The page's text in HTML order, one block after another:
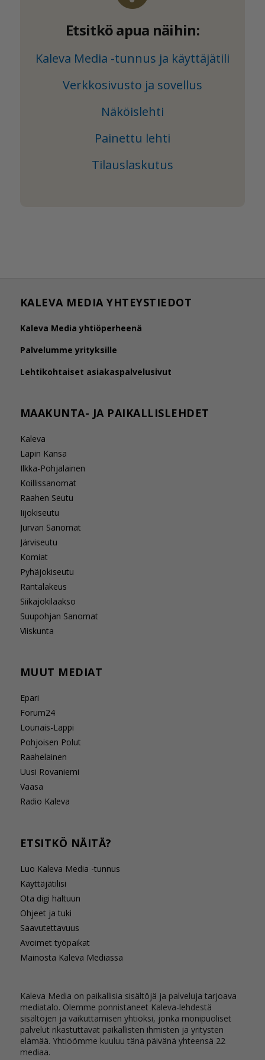
Etsitkö apua näihin:
Kaleva Media -tunnus ja käyttäjätili
Verkkosivusto ja sovellus
Näköislehti
Painettu lehti
Tilauslaskutus
KALEVA MEDIA YHTEYSTIEDOT
Kaleva Media yhtiöperheenä
Palvelumme yrityksille
Lehtikohtaiset asiakaspalvelusivut
MAAKUNTA- JA PAIKALLISLEHDET
Kaleva
Lapin Kansa
Ilkka-Pohjalainen
Koillissanomat
Raahen Seutu
Iijokiseutu
Jurvan Sanomat
Järviseutu
Komiat
Pyhäjokiseutu
Rantalakeus
Siikajokilaakso
Suupohjan Sanomat
Viiskunta
MUUT MEDIAT
Epari
Forum24
Lounais-Lappi
Pohjoisen Polut
Raahelainen
Uusi Rovaniemi
Vaasa
Radio Kaleva
ETSITKÖ NÄITÄ?
Luo Kaleva Media -tunnus
Käyttäjätilisi
Ota digi haltuun
Ohjeet ja tuki
Saavutettavuus
Avoimet työpaikat
Mainosta Kaleva Mediassa
Kaleva Media on paikallisia sisältöjä ja palveluja tarjoava
mediatalo. Olemme ponnistaneet Kaleva-lehdestä
sisältöjen ja vaikuttamisen yhtiöksi, jonka monipuoliset
palvelut rikastuttavat paikallisten ihmisten ja yritysten
elämää. Yhtiöömme kuuluu tänä päivänä yhteensä 22
mediaa.